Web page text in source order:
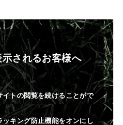
されるお客様へ
イトの閲覧を続けることがで
キング防止機能をオンにし